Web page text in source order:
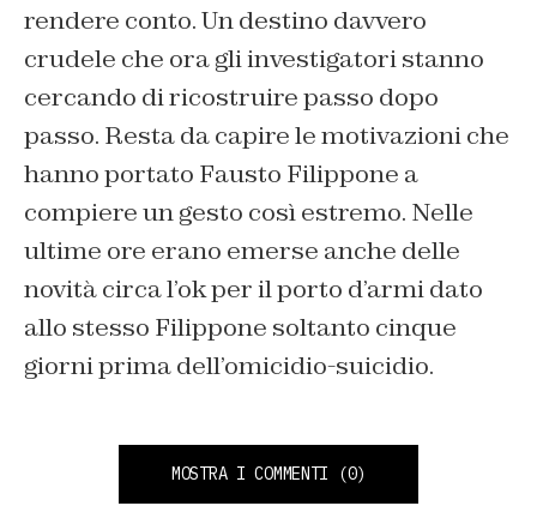
rendere conto. Un destino davvero
crudele che ora gli investigatori stanno
cercando di ricostruire passo dopo
passo. Resta da capire le motivazioni che
hanno portato Fausto Filippone a
compiere un gesto così estremo. Nelle
ultime ore erano emerse anche delle
novità circa l’ok per il porto d’armi dato
allo stesso Filippone soltanto cinque
giorni prima dell’omicidio-suicidio.
MOSTRA I COMMENTI (0)